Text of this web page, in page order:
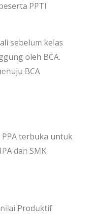
PPTI
sebelum kelas
oleh BCA.
BCA
PPA terbuka untuk
dan SMK
Produktif